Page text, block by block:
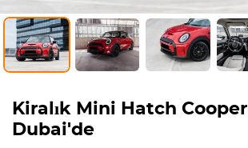
Kiralık Mini Hatch Cooper
Dubai'de